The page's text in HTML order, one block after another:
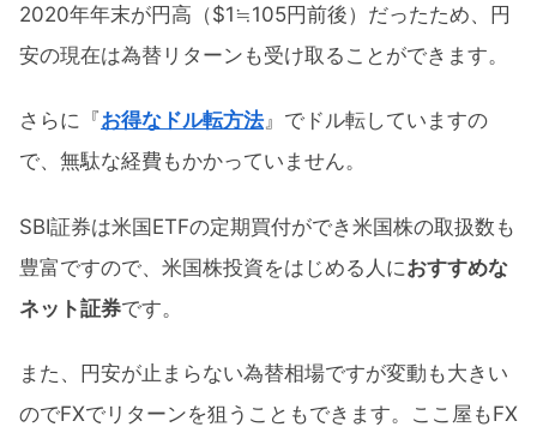
2020年年末が円高（$1≒105円前後）だったため、円
安の現在は為替リターンも受け取ることができます。
さらに『お得なドル転方法』でドル転していますの
で、無駄な経費もかかっていません。
SBI証券は米国ETFの定期買付ができ米国株の取扱数も
豊富ですので、米国株投資をはじめる人におすすめな
ネット証券です。
また、円安が止まらない為替相場ですが変動も大きい
のでFXでリターンを狙うこともできます。ここ屋もFX